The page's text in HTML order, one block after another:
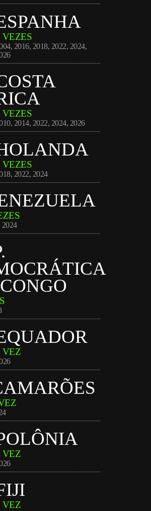
VEZES
, 2016, 2018, 2022, 2024,
VEZES
, 2014, 2022, 2024, 2026
VEZES
, 2022, 2024
2024
VEZ
VEZ
VEZ